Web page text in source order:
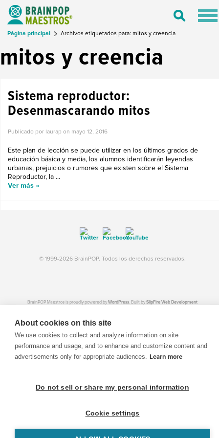
Toggle
Página principal Archivos etiquetados para: mitos y creencia
mitos y creencia
Sistema reproductor:
Desenmascarando mitos
Publicado por laurap on mayo 12, 2016
Este plan de lección se puede utilizar en los últimos grados de
educación básica y media, los alumnos identificarán leyendas
urbanas, prejuicios o rumores que existen sobre el Sistema
Reproductor, la ...
Ver más »
© 1999-2026 BrainPOP. Todos los derechos reservados.
BrainPOP Maestros is proudly powered byWordPress. Built bySlipFire Web Development
About cookies on this site
We use cookies to collect and analyze information on site
performance and usage, and to enhance and customize content and
advertisements only for appropriate audiences. Learn more
Do not sell or share my personal information
Cookie settings